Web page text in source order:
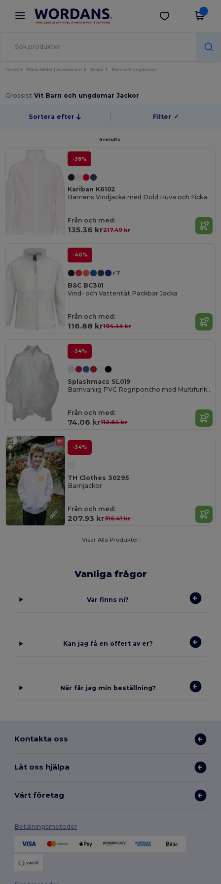
× Wordans-app
Bättre priser i appen!
Hämta app
Home Blank kläder | Accessoarer Jackor Barn och ungdomar
Grossist Vit Barn och ungdomar Jackor
Sortera efter Filter ✓
4 results.
-38%
Kariban K6102
Barnens Vindjacka med Dold Huva och Ficka
Från och med:
135.36 kr217.49 kr
-40%
+7
B&C BC301
Vind- och Vattentät Packbar Jacka
Från och med:
116.88 kr194.44 kr
-34%
Splashmacs SL019
Barnvänlig PVC Regnponcho med Multifunktion
Från och med:
74.06 kr112.84 kr
-34%
TH Clothes 30295
Barnjackor
Från och med:
207.93 kr316.41 kr
Visar Alla Produkter.
Vanliga frågor
Var finns ni?
Kan jag få en offert av er?
När får jag min beställning?
Kontakta oss
Låt oss hjälpa
Vårt företag
Betalningsmetoder